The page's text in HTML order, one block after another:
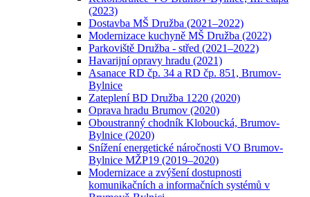
(2023)
Dostavba MŠ Družba (2021–2022)
Modernizace kuchyně MŠ Družba (2022)
Parkoviště Družba - střed (2021–2022)
Havarijní opravy hradu (2021)
Asanace RD čp. 34 a RD čp. 851, Brumov-
Bylnice
Zateplení BD Družba 1220 (2020)
Oprava hradu Brumov (2020)
Oboustranný chodník Kloboucká, Brumov-
Bylnice (2020)
Snížení energetické náročnosti VO Brumov-
Bylnice MŽP19 (2019–2020)
Modernizace a zvýšení dostupnosti
komunikačních a informačních systémů v